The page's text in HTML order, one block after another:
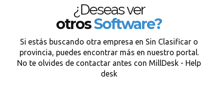
¿Deseas ver
otrosSoftware?
Si estás buscando otra empresa en Sin Clasificar o
provincia, puedes encontrar más en nuestro portal.
No te olvides de contactar antes con MillDesk - Help
desk